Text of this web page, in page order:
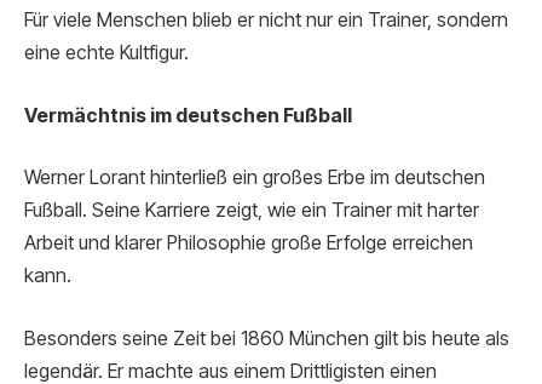
Für viele Menschen blieb er nicht nur ein Trainer, sondern
eine echte Kultfigur.
Vermächtnis im deutschen Fußball
Werner Lorant hinterließ ein großes Erbe im deutschen
Fußball. Seine Karriere zeigt, wie ein Trainer mit harter
Arbeit und klarer Philosophie große Erfolge erreichen
kann.
Besonders seine Zeit bei 1860 München gilt bis heute als
legendär. Er machte aus einem Drittligisten einen